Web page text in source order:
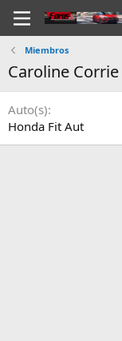
Miembros
Caroline Corrie
Auto(s)
Honda Fit Aut